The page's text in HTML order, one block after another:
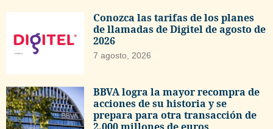
Conozca las tarifas de los planes
de llamadas de Digitel de agosto de
2026
7 agosto, 2026
BBVA logra la mayor recompra de
acciones de su historia y se
prepara para otra transacción de